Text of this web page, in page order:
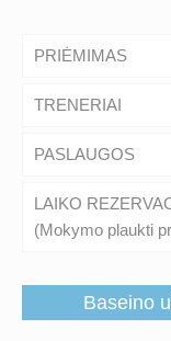
PRIĖMIMAS
TRENERIAI
PASLAUGOS
LAIKO
(Mokymo plaukti
Baseino